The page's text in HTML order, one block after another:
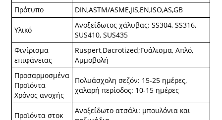
Πρότυπο
DIN,ASTM/ASME,JIS,EN,ISO,AS,GB
Υλικό
Ανοξείδωτος χάλυβας: SS304, SS316,
SUS410, SUS435
Φινίρισμα
επιφάνειας
Ruspert,Dacrotized;Γυάλισμα, Απλό,
Αμμοβολή
Προσαρμοσμένα
Προϊόντα
Χρόνος ανοχής
Πολυάσχολη σεζόν: 15-25 ημέρες,
χαλαρή περίοδος: 10-15 ημέρες
Προϊόντα στοκ
Ανοξείδωτο ατσάλι: μπουλόνια και